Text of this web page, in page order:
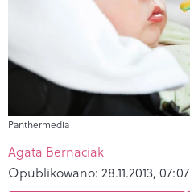
Panthermedia
Agata Bernaciak
Opublikowano: 28.11.2013, 07:07